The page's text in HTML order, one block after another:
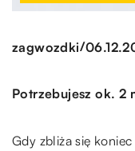
zagwozdki/
Potrzebujesz ok. 2
Gdy zbliża się